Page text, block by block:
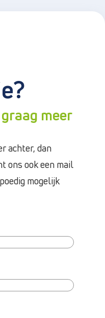
meer
achter, dan
ons ook een mail
mogelijk